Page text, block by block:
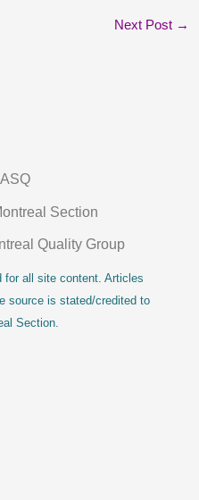
Next Post →
all site content. Articles
source is stated/credited to
Section.